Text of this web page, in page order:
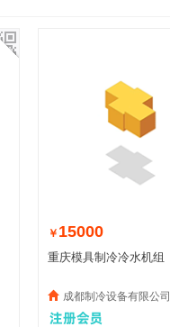
￥ 15000
重庆模具制冷冷水机组
成都制冷设备有限公司